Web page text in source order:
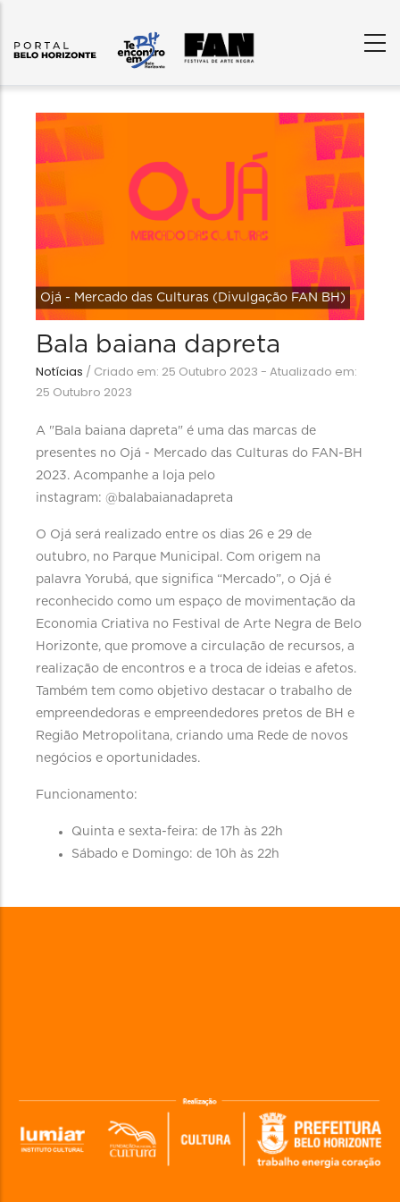
Ojá - Mercado das Culturas (Divulgação FAN BH)
Bala baiana dapreta
Notícias / Criado em: 25 Outubro 2023 - Atualizado em:
25 Outubro 2023
A "Bala baiana dapreta" é uma das marcas de
presentes no Ojá - Mercado das Culturas do FAN-BH
2023. Acompanhe a loja pelo
instagram: @balabaianadapreta
O Ojá será realizado entre os dias 26 e 29 de
outubro, no Parque Municipal. Com origem na
palavra Yorubá, que significa “Mercado”, o Ojá é
reconhecido como um espaço de movimentação da
Economia Criativa no Festival de Arte Negra de Belo
Horizonte, que promove a circulação de recursos, a
realização de encontros e a troca de ideias e afetos.
Também tem como objetivo destacar o trabalho de
empreendedoras e empreendedores pretos de BH e
Região Metropolitana, criando uma Rede de novos
negócios e oportunidades.
Funcionamento:
Quinta e sexta-feira: de 17h às 22h
Sábado e Domingo: de 10h às 22h